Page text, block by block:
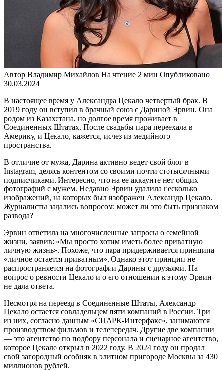
Автор Владимир Михайлов На чтение 2 мин Опубликовано
30.03.2024
В настоящее время у Александра Цекало четвертый брак. В
2019 году он вступил в брачный союз с Дариной Эрвин. Она
родом из Казахстана, но долгое время проживает в
Соединенных Штатах. После свадьбы пара переехала в
Америку, и Цекало, кажется, исчез из медийного
пространства.
В отличие от мужа, Дарина активно ведет свой блог в
Instagram, делясь контентом со своими почти стотысячными
подписчиками. Интересно, что на ее аккаунте нет общих
фотографий с мужем. Недавно Эрвин удалила несколько
изображений, на которых был изображен Александр Цекало.
Журналисты задались вопросом: может ли это быть признаком
развода?
Эрвин ответила на многочисленные запросы о семейной
жизни, заявив: «Мы просто хотим иметь более приватную
личную жизнь». Похоже, что пара придерживается принципа
«личное остается приватным». Однако этот принцип не
распространяется на фотографии Дарины с друзьями. На
вопрос о ревности Цекало и о его отношении к этому Эрвин
не дала ответа.
Несмотря на переезд в Соединенные Штаты, Александр
Цекало остается совладельцем пяти компаний в России. Три
из них, согласно данным «СПАРК-Интерфакс», занимаются
производством фильмов и телепередач. Другие две компании
— это агентство по подбору персонала и сценарное агентство,
которое Цекало открыл в 2022 году. В 2024 году он продал
свой загородный особняк в элитном пригороде Москвы за 430
миллионов рублей.